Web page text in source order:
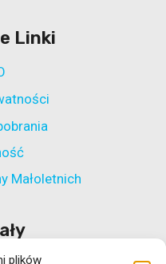
plików
Linki
Małoletnich